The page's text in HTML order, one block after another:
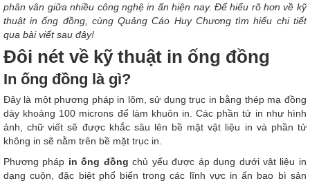
phân vân giữa nhiều công nghệ in ấn hiện nay. Để hiểu rõ hơn về kỹ
thuật in ống đồng, cùng Quảng Cáo Huy Chương tìm hiểu chi tiết
qua bài viết sau đây!
Đôi nét về kỹ thuật in ống đồng
In ống đồng là gì?
Đây là một phương pháp in lõm, sử dụng trục in bằng thép mạ đồng
dày khoảng 100 microns để làm khuôn in. Các phần tử in như hình
ảnh, chữ viết sẽ được khắc sâu lên bề mặt vật liệu in và phần tử
không in sẽ nằm trên bề mặt trục in.
Phương pháp in ống đồng chủ yếu được áp dụng dưới vật liệu in
dạng cuộn, đặc biệt phổ biến trong các lĩnh vực in ấn bao bì sản